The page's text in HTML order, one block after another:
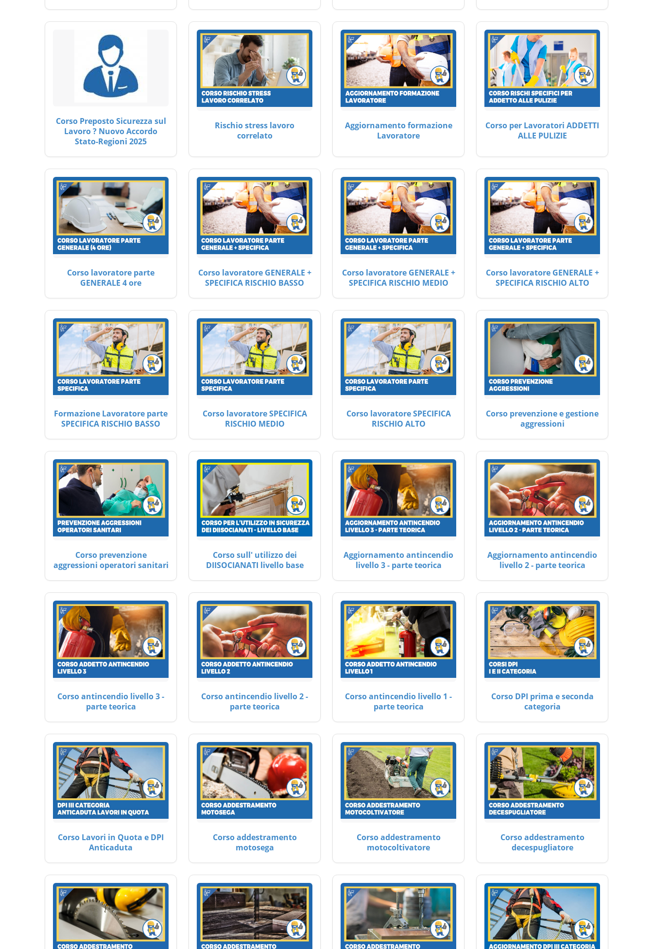
Corso Preposto Sicurezza sul
Lavoro ? Nuovo Accordo
Stato-Regioni 2025
Rischio stress lavoro
correlato
Aggiornamento formazione
Lavoratore
Corso per Lavoratori ADDETTI
ALLE PULIZIE
Corso lavoratore parte
GENERALE 4 ore
Corso lavoratore GENERALE +
SPECIFICA RISCHIO BASSO
Corso lavoratore GENERALE +
SPECIFICA RISCHIO MEDIO
Corso lavoratore GENERALE +
SPECIFICA RISCHIO ALTO
Formazione Lavoratore parte
SPECIFICA RISCHIO BASSO
Corso lavoratore SPECIFICA
RISCHIO MEDIO
Corso lavoratore SPECIFICA
RISCHIO ALTO
Corso prevenzione e gestione
aggressioni
Corso prevenzione
aggressioni operatori sanitari
Corso sull' utilizzo dei
DIISOCIANATI livello base
Aggiornamento antincendio
livello 3 - parte teorica
Aggiornamento antincendio
livello 2 - parte teorica
Corso antincendio livello 3 -
parte teorica
Corso antincendio livello 2 -
parte teorica
Corso antincendio livello 1 -
parte teorica
Corso DPI prima e seconda
categoria
Corso Lavori in Quota e DPI
Anticaduta
Corso addestramento
motosega
Corso addestramento
motocoltivatore
Corso addestramento
decespugliatore